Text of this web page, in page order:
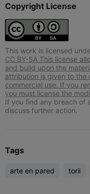
Copyright License
This work is licensed
CC BY-SA This license
and build upon the
attribution is given to the
commercial use. If you
you must license the
If you find any breach of
discuss further action.
Tags
arte en pared torii